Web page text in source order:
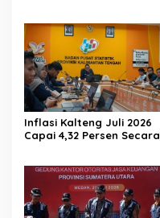
Inflasi Kalteng Juli 2026
Capai 4,32 Persen Secara